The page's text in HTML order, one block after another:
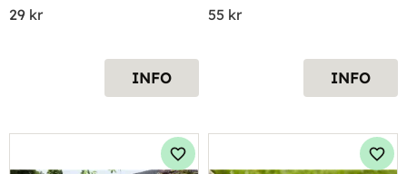
29 kr
INFO
55 kr
INFO
Lägg till i favoriter